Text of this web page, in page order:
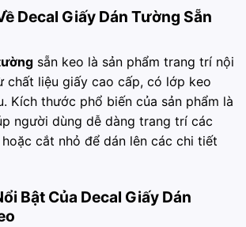
Decal Giấy Dán Tường Sẵn
sẵn keo là sản phẩm trang trí nội
chất liệu giấy cao cấp, có lớp keo
Kích thước phổ biến của sản phẩm là
người dùng dễ dàng trang trí các
cắt nhỏ để dán lên các chi tiết
Bật Của Decal Giấy Dán